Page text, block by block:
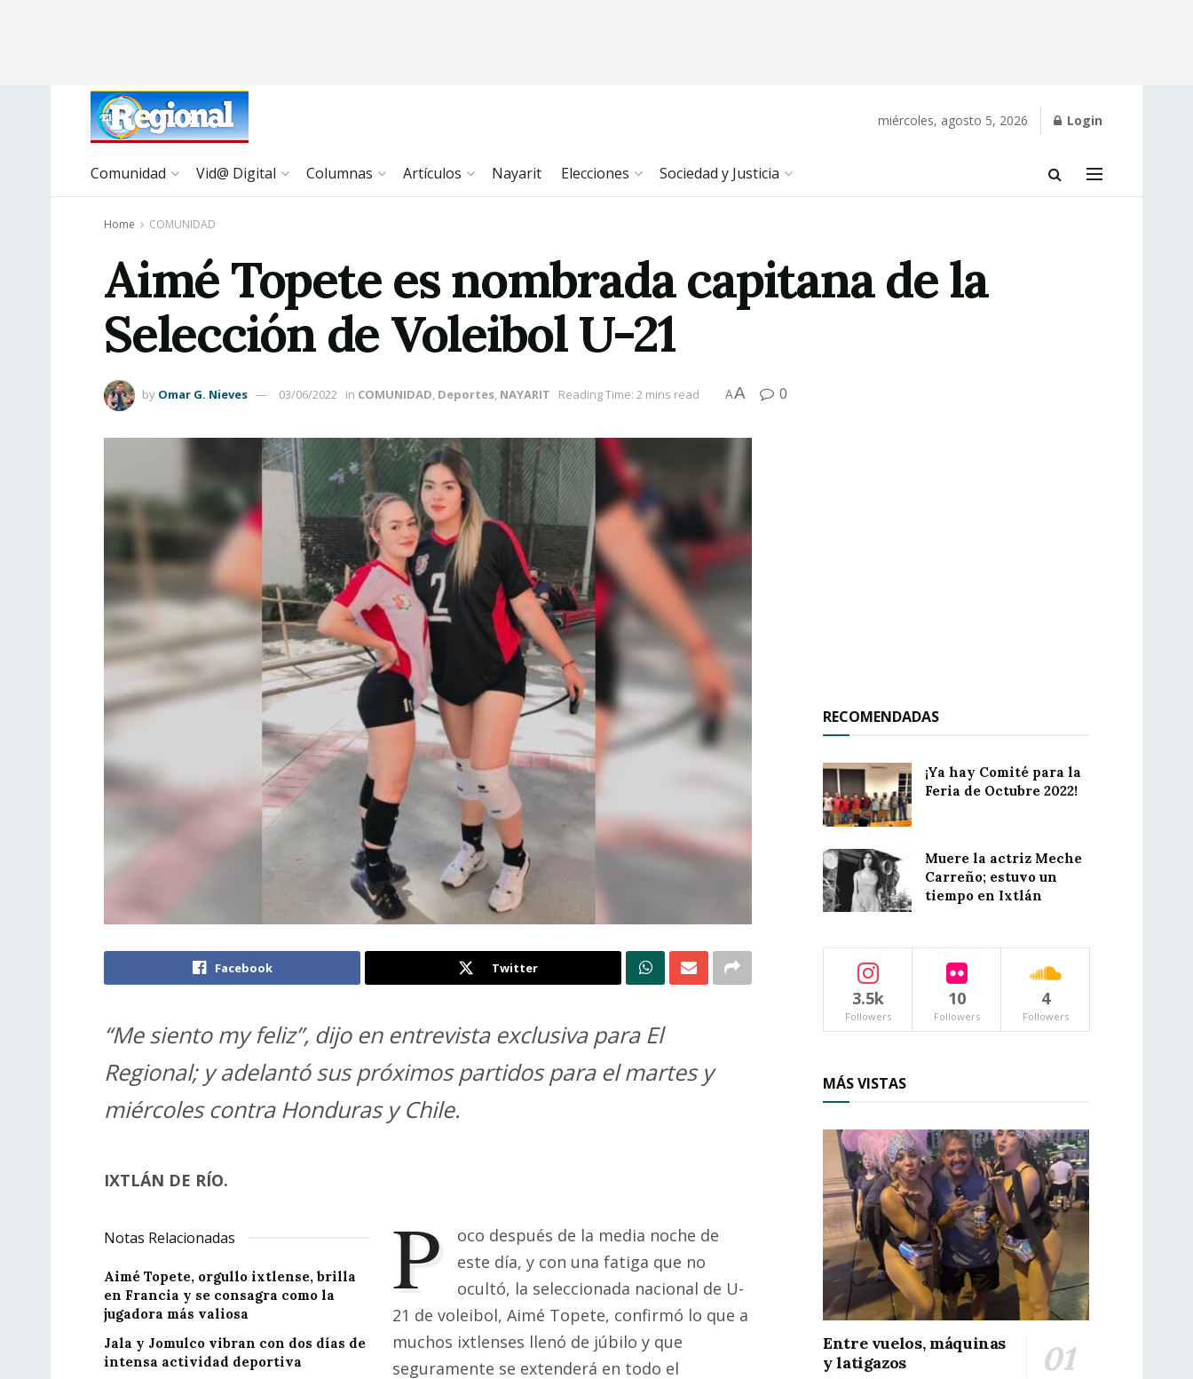
miércoles, agosto 5, 2026 Login
Comunidad Vid@ Digital Columnas Artículos Nayarit Elecciones Sociedad y Justicia
Home COMUNIDAD
Aimé Topete es nombrada capitana de la
Selección de Voleibol U-21
by Omar G. Nieves 03/06/2022 in COMUNIDAD, Deportes, NAYARIT Reading Time: 2 mins read AA 0
Facebook Twitter
“Me siento my feliz”, dijo en entrevista exclusiva para El
Regional; y adelantó sus próximos partidos para el martes y
miércoles contra Honduras y Chile.
IXTLÁN DE RÍO.
Notas Relacionadas
Aimé Topete, orgullo ixtlense, brilla
en Francia y se consagra como la
jugadora más valiosa
Jala y Jomulco vibran con dos días de
intensa actividad deportiva
P
oco después de la media noche de
este día, y con una fatiga que no
ocultó, la seleccionada nacional de U-
21 de voleibol, Aimé Topete, confirmó lo que a
muchos ixtlenses llenó de júbilo y que
seguramente se extenderá en todo el
RECOMENDADAS
¡Ya hay Comité para la
Feria de Octubre 2022!
Muere la actriz Meche
Carreño; estuvo un
tiempo en Ixtlán
3.5k
Followers
10
Followers
4
Followers
MÁS VISTAS
Entre vuelos, máquinas
y latigazos